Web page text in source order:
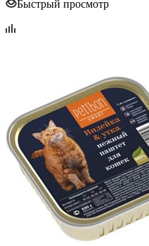
Быстрый просмотр